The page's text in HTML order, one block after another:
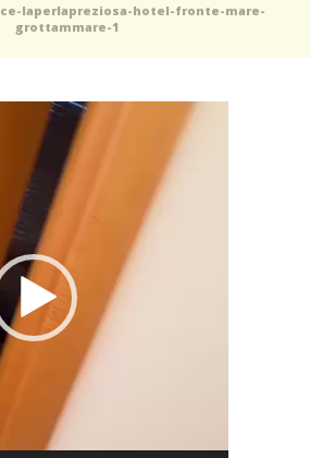
laperlapreziosa-hotel-fronte-mare-
grottammare-1